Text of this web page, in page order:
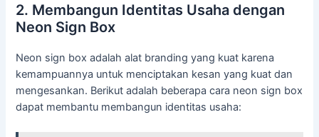
2. Membangun Identitas Usaha dengan
Neon Sign Box
Neon sign box adalah alat branding yang kuat karena
kemampuannya untuk menciptakan kesan yang kuat dan
mengesankan. Berikut adalah beberapa cara neon sign box
dapat membantu membangun identitas usaha: